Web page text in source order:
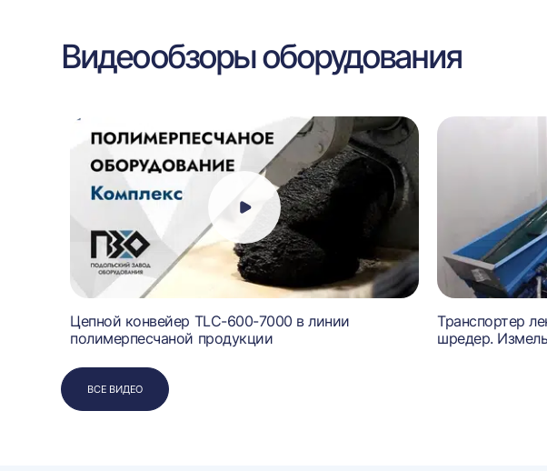
Видеообзоры оборудования
Цепной конвейер TLC-600-7000 в линии
полимерпесчаной продукции
Транспортер
шредер.
ВСЕ ВИДЕО